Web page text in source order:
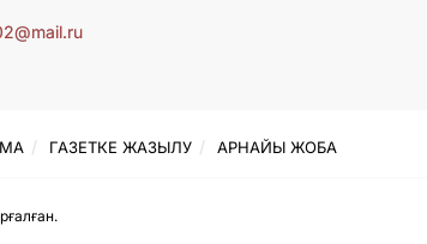
ГАЗЕТКЕ ЖАЗЫЛУ АРНАЙЫ ЖОБА